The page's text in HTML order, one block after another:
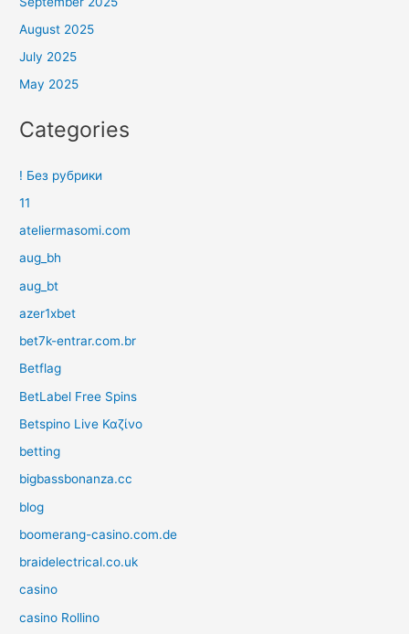
August 2025
July 2025
May 2025
Categories
! Без рубрики
11
ateliermasomi.com
aug_bh
aug_bt
azer1xbet
bet7k-entrar.com.br
Betflag
BetLabel Free Spins
Betspino Live Καζίνο
betting
bigbassbonanza.cc
blog
boomerang-casino.com.de
braidelectrical.co.uk
casino
casino Rollino